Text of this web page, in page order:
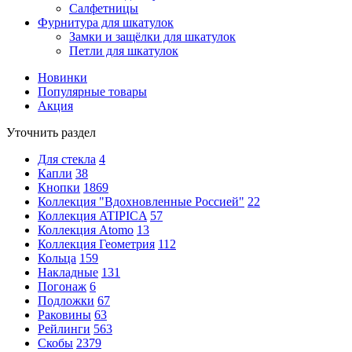
Салфетницы
Фурнитура для шкатулок
Замки и защёлки для шкатулок
Петли для шкатулок
Новинки
Популярные товары
Акция
Уточнить раздел
Для стекла 4
Капли 38
Кнопки 1869
Коллекция "Вдохновленные Россией" 22
Коллекция ATIPICA 57
Коллекция Atomo 13
Коллекция Геометрия 112
Кольца 159
Накладные 131
Погонаж 6
Подложки 67
Раковины 63
Рейлинги 563
Скобы 2379